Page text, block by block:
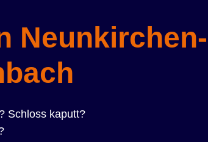
Neunkirchen-
Schloss kaputt?